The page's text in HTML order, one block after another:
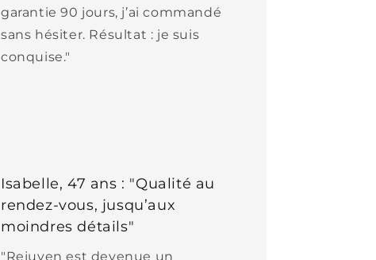
garantie 90 jours, j’ai commandé
sans hésiter. Résultat : je suis
conquise."
Isabelle, 47 ans : "Qualité au
rendez-vous, jusqu’aux
moindres détails"
"Rejuven est devenue un